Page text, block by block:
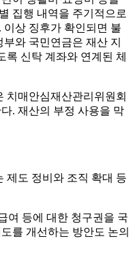
집행 내역을 주기적으로
상 징후가 확인되면 불
와 국민연금은 재산 지
록 신탁 계좌와 연계된 체
치매안심재산관리위원회
. 재산의 부정 사용을 막
제도 정비와 조직 확대 등
여 등에 대한 청구권을 국
를 개선하는 방안도 논의